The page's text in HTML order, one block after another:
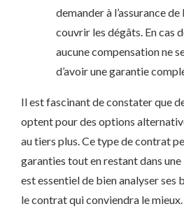
demander à l’assurance
couvrir les dégâts. En cas
aucune compensation ne
d’avoir une garantie
Il est fascinant de constater que
optent pour des options
au tiers plus. Ce type de contrat
garanties tout en restant dans
est essentiel de bien analyser ses
le contrat qui conviendra le mieux.